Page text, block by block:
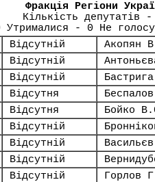
Фракція Регіони
Кількість депутатів
- 0 Не
Відсутній Акопян
Відсутній
Відсутній
Відсутня
Відсутня Бойко
Відсутній
Відсутній
Відсутній
Відсутній Горлов